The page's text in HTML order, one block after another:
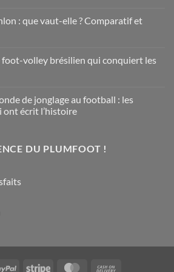
: que vaut-elle ? Comparatif et
foot-volley brésilien qui conquiert les
de jonglage au football : les
ont écrit l’histoire
DU PLUMFOOT !
PayPal Stripe MasterCard